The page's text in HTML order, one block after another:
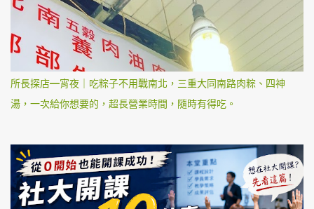
所長探店—宵夜｜吃粽子不用戰南北，三重大同南路肉粽、四神
湯，一次給你想要的，超長營業時間，隨時有得吃。